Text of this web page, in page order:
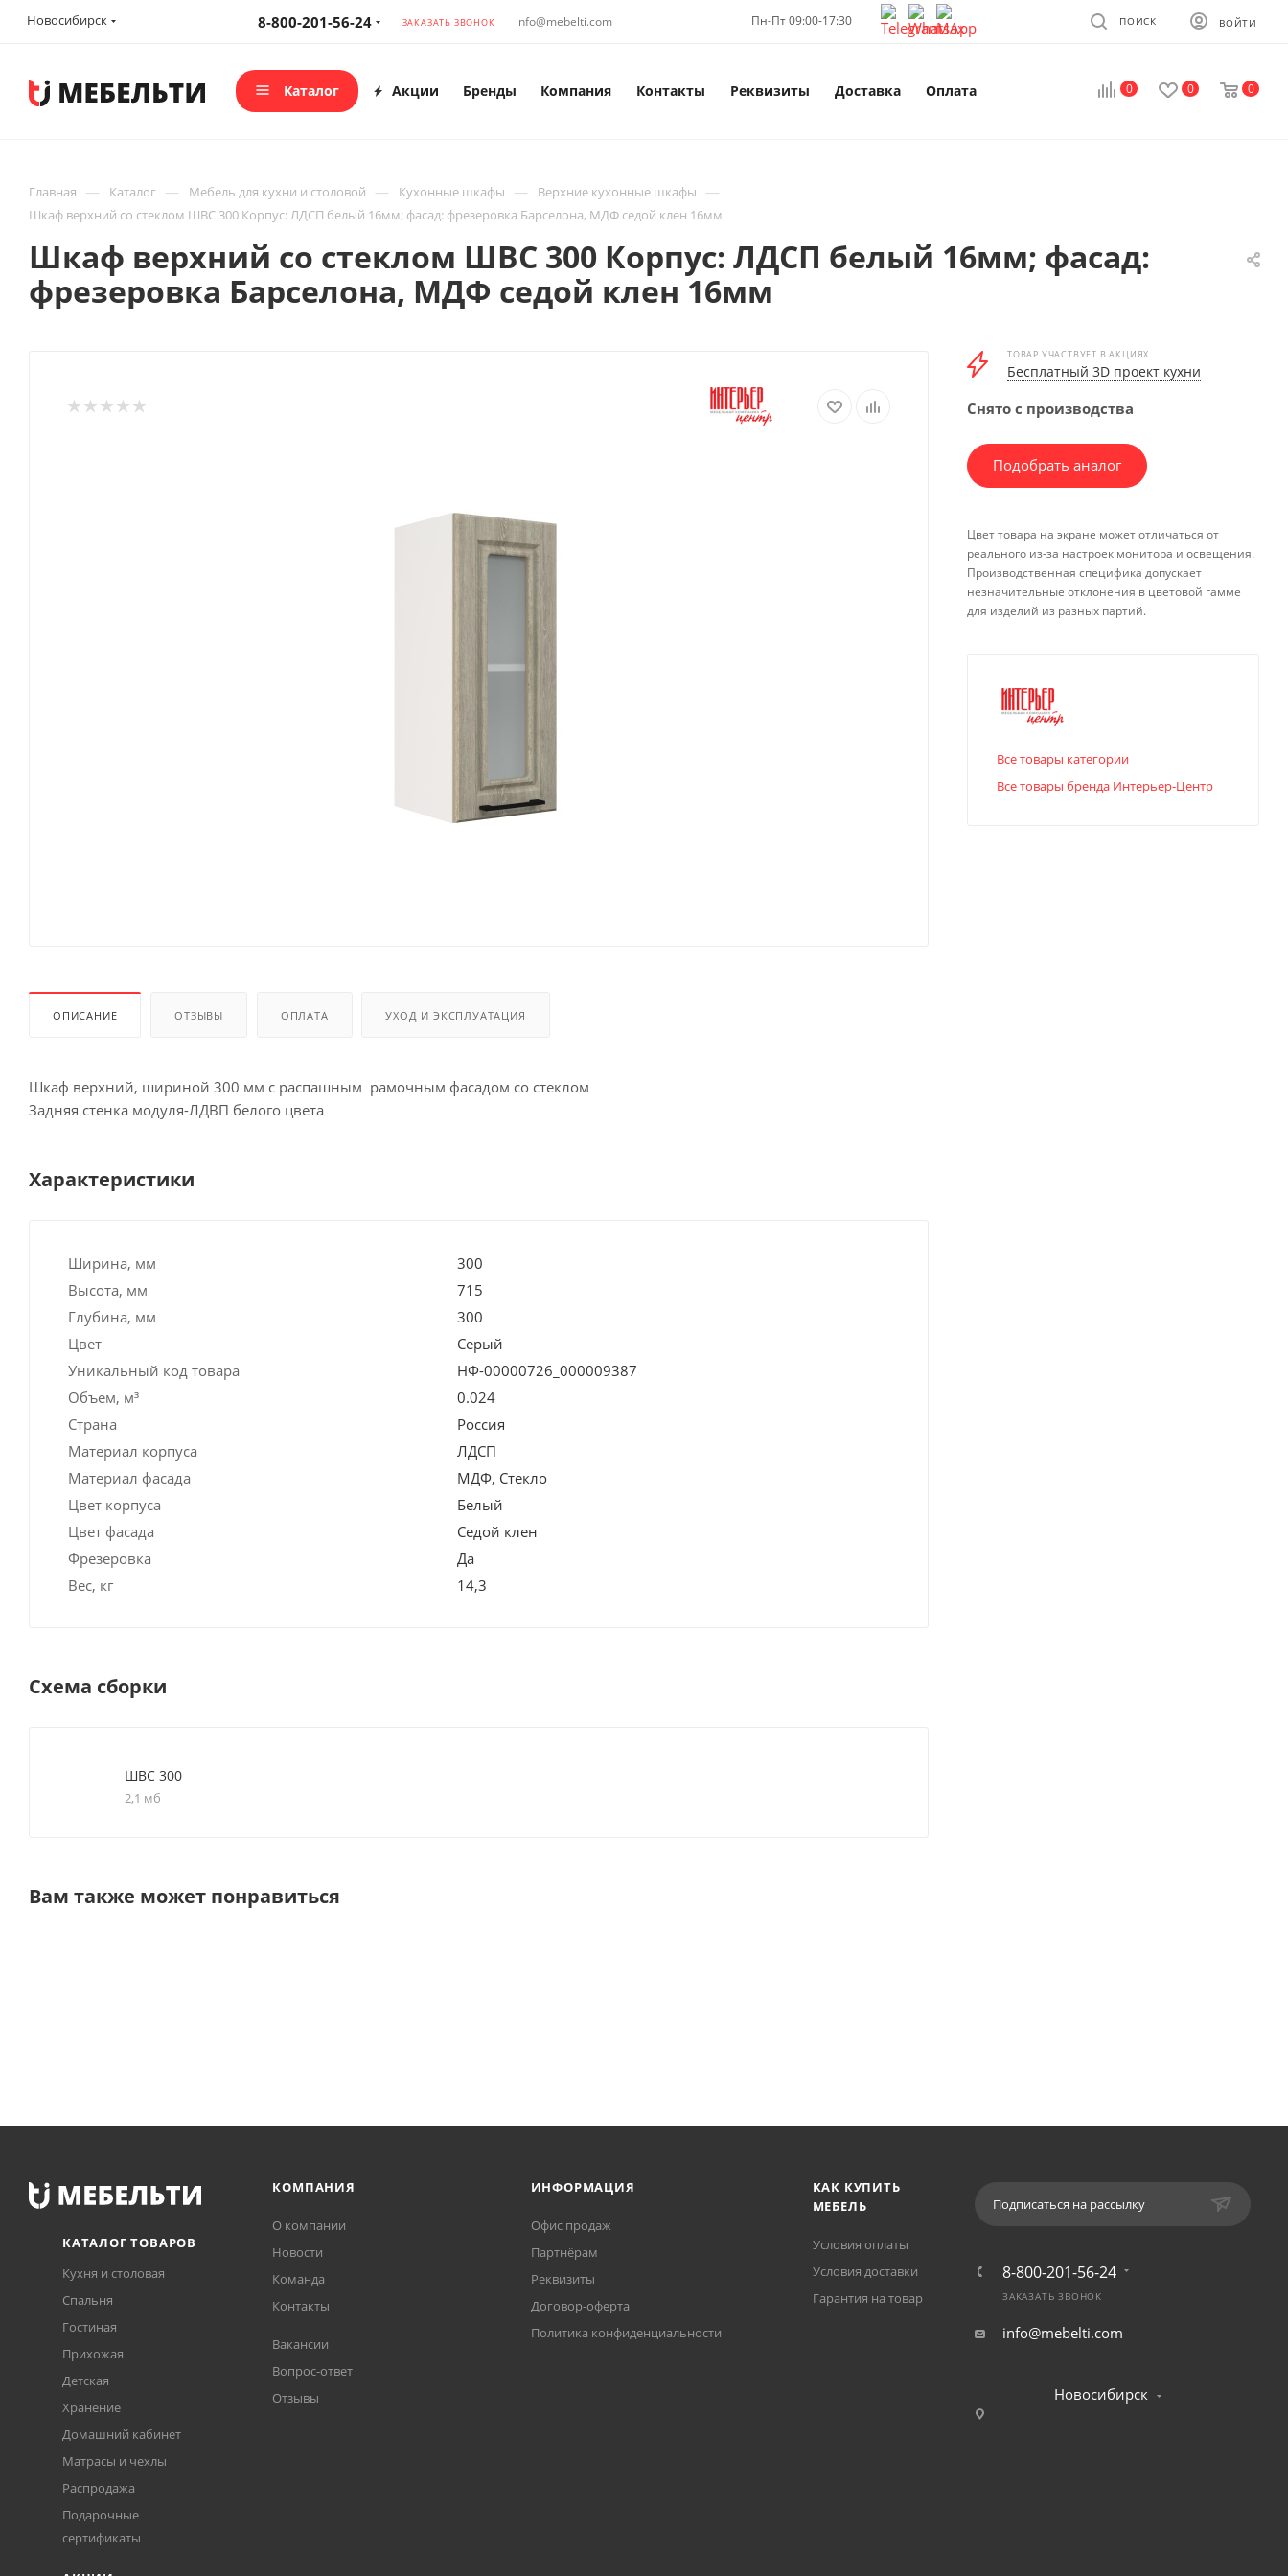
Новосибирск 8-800-201-56-24 ЗАКАЗАТЬ ЗВОНОК info@mebelti.com Пн-Пт 09:00-17:30 ВОЙТИ
ПОИСК
0 0 0
Каталог Акции Бренды Компания Контакты Реквизиты Доставка Оплата
Главная — Каталог — Мебель для кухни и столовой — Кухонные шкафы — Верхние кухонные шкафы —
Шкаф верхний со стеклом ШВС 300 Корпус: ЛДСП белый 16мм; фасад: фрезеровка Барселона, МДФ седой клен 16мм
Шкаф верхний со стеклом ШВС 300 Корпус: ЛДСП белый 16мм; фасад:
фрезеровка Барселона, МДФ седой клен 16мм
ОПИСАНИЕ ОТЗЫВЫ ОПЛАТА УХОД И ЭКСПЛУАТАЦИЯ
Шкаф верхний, шириной 300 мм с распашным рамочным фасадом со стеклом
Задняя стенка модуля-ЛДВП белого цвета
Характеристики
Ширина, мм
300
Высота, мм
715
Глубина, мм
300
Цвет
Серый
Уникальный код товара
НФ-00000726_000009387
Объем, м³
0.024
Страна
Россия
Материал корпуса
ЛДСП
Материал фасада
МДФ, Стекло
Цвет корпуса
Белый
Цвет фасада
Седой клен
Фрезеровка
Да
Вес, кг
14,3
Схема сборки
ШВС 300
2,1 мб
Вам также может понравиться
ТОВАР УЧАСТВУЕТ В АКЦИЯХ
Бесплатный 3D проект кухни
Снято с производства
Подобрать аналог
Цвет товара на экране может отличаться от
реального из-за настроек монитора и освещения.
Производственная специфика допускает
незначительные отклонения в цветовой гамме
для изделий из разных партий.
Все товары категории
Все товары бренда Интерьер-Центр
КАТАЛОГ ТОВАРОВ
Кухня и столовая
Спальня
Гостиная
Прихожая
Детская
Хранение
Домашний кабинет
Матрасы и чехлы
Распродажа
Подарочные
сертификаты
КОМПАНИЯ
О компании
Новости
Команда
Контакты
Вакансии
Вопрос-ответ
Отзывы
ИНФОРМАЦИЯ
Офис продаж
Партнёрам
Реквизиты
Договор-оферта
Политика конфиденциальности
КАК КУПИТЬ
МЕБЕЛЬ
Условия оплаты
Условия доставки
Гарантия на товар
Подписаться на рассылку
8-800-201-56-24
ЗАКАЗАТЬ ЗВОНОК
info@mebelti.com
Новосибирск